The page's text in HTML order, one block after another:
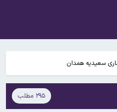
یک دهه گذشته تقریباً دو برابر
چه کسانی باید بیشتر کار کنند و
سعیدیه همدان
را کشف کردند
بوگاتی سفارشی با نام «دِستِریِر» معرفی شد / W۱۶ هنوز نفس می‌کشد /
۲۹۵ مطلب